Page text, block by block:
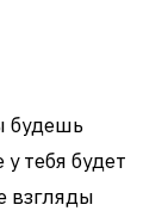
будешь
тебя будет
взгляды